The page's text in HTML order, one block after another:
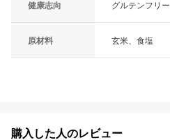
健康志向 グルテンフリー
原材料 玄米、食塩
購入した人のレビュー